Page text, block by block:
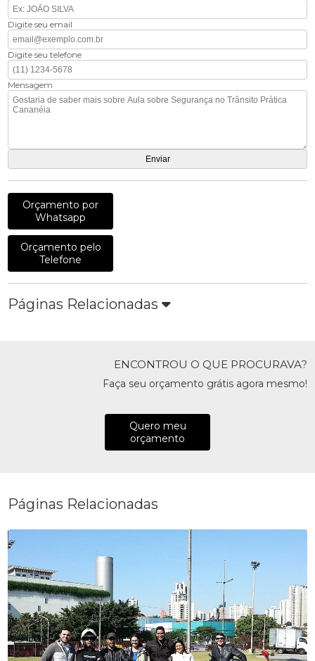
Digite seu email
Digite seu telefone
Mensagem
Orçamento por
Whatsapp
Orçamento pelo
Telefone
Páginas Relacionadas
ENCONTROU O QUE PROCURAVA?
Faça seu orçamento grátis agora mesmo!
Quero meu
orçamento
Páginas Relacionadas